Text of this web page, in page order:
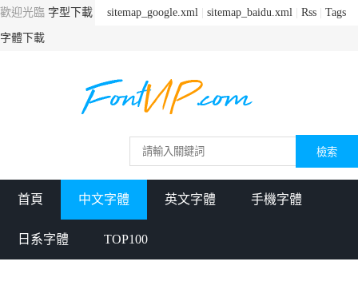
sitemap_google.xml sitemap_baidu.xml Rss Tags
歡迎光臨 字型下載
字體下載
首頁 中文字體 英文字體 手機字體
日系字體 TOP100